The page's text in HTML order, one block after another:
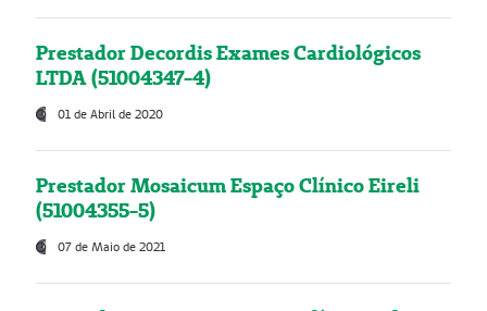
Prestador Decordis Exames Cardiológicos
LTDA (51004347-4)
01 de Abril de 2020
Prestador Mosaicum Espaço Clínico Eireli
(51004355-5)
07 de Maio de 2021